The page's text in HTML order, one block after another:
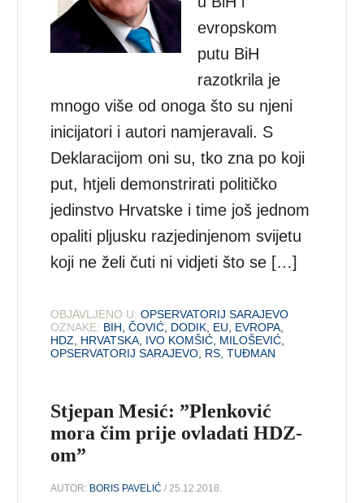
evropskom
putu BiH
razotkrila je
mnogo više od onoga što su njeni
inicijatori i autori namjeravali. S
Deklaracijom oni su, tko zna po koji
put, htjeli demonstrirati političko
jedinstvo Hrvatske i time još jednom
opaliti pljusku razjedinjenom svijetu
koji ne želi čuti ni vidjeti što se […]
OBJAVLJENO U: OPSERVATORIJ SARAJEVO
OZNAKE: BIH,ČOVIĆ, DODIK, EU, EVROPA,
HDZ, HRVATSKA, IVO KOMŠIĆ, MILOŠEVIĆ,
OPSERVATORIJ SARAJEVO, RS,TUĐMAN
Stjepan Mesić: ”Plenković
mora čim prije ovladati HDZ-
om”
AUTOR: BORIS PAVELIĆ / 25.12.2018.